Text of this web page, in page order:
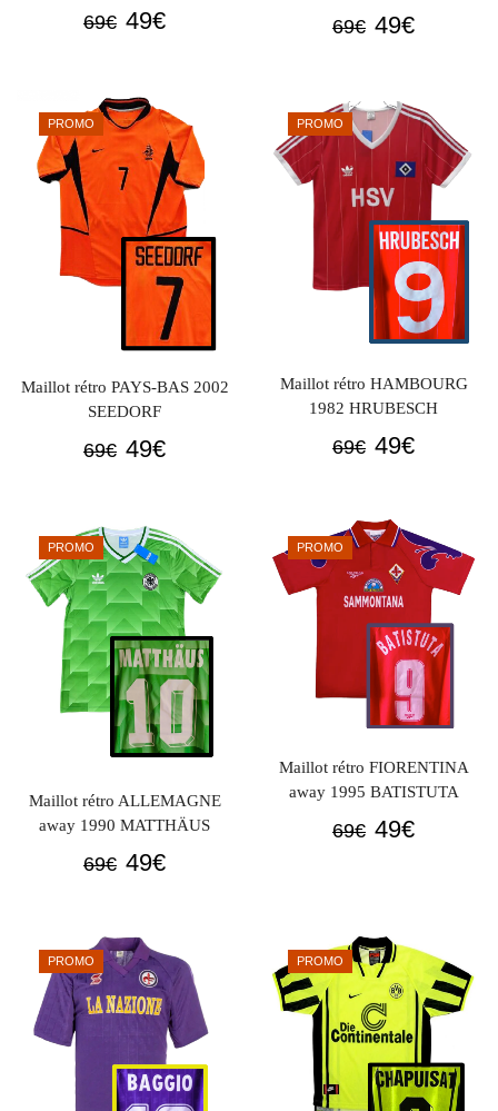
69€ Le
était :
69€.
49€Le
est :
49€.
69€ Le
était :
69€.
49€Le
est :
49€.
PROMO
Maillot rétro PAYS-BAS 2002
SEEDORF
69€ Le
était :
69€.
49€Le
est :
49€.
PROMO
Maillot rétro HAMBOURG
1982 HRUBESCH
69€ Le
était :
69€.
49€Le
est :
49€.
PROMO
Maillot rétro ALLEMAGNE
away 1990 MATTHÄUS
69€ Le
était :
69€.
49€Le
49€.
PROMO
Maillot rétro FIORENTINA
away 1995 BATISTUTA
69€ Le
69€.
49€Le
49€.
PROMO PROMO